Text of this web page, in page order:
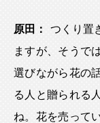
原田：
つくり置
ますが、そうで
選びながら花の
る人と贈られる
ね。花を売って